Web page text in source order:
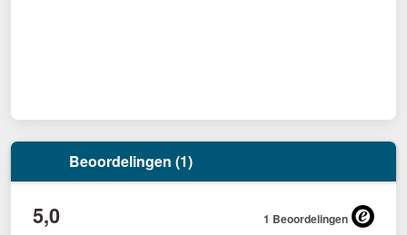
Beoordelingen (1)
5,0 1 Beoordelingen